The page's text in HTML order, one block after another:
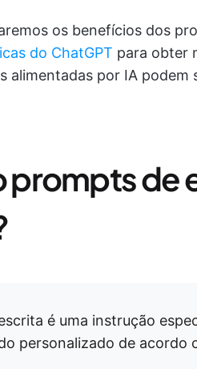
os benefícios dos
do ChatGPT para obter
alimentadas por IA
prompts de
é uma instrução
personalizado de acordo